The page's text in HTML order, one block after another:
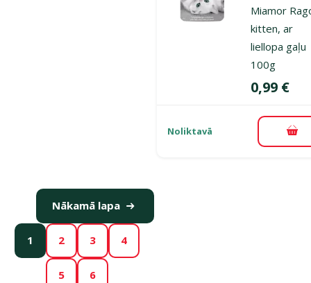
Miamor
kitten, ar
liellopa gaļu
100g
Cena
0,99 €
Noliktavā
1 2 3 4
5 6
Nākamā lapa